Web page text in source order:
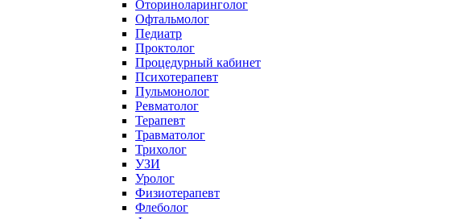
Оториноларинголог
Офтальмолог
Педиатр
Проктолог
Процедурный кабинет
Психотерапевт
Пульмонолог
Ревматолог
Терапевт
Травматолог
Трихолог
УЗИ
Уролог
Физиотерапевт
Флеболог